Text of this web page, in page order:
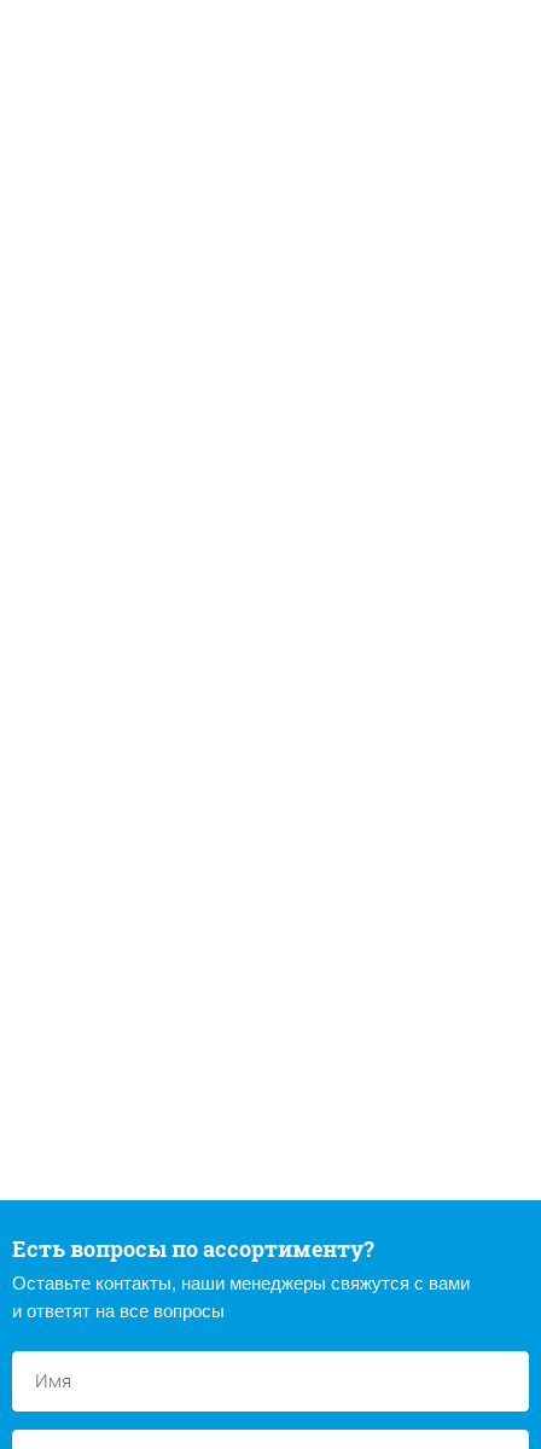
Есть вопросы по ассортименту?
Оставьте контакты, наши менеджеры свяжутся с вами
и ответят на все вопросы